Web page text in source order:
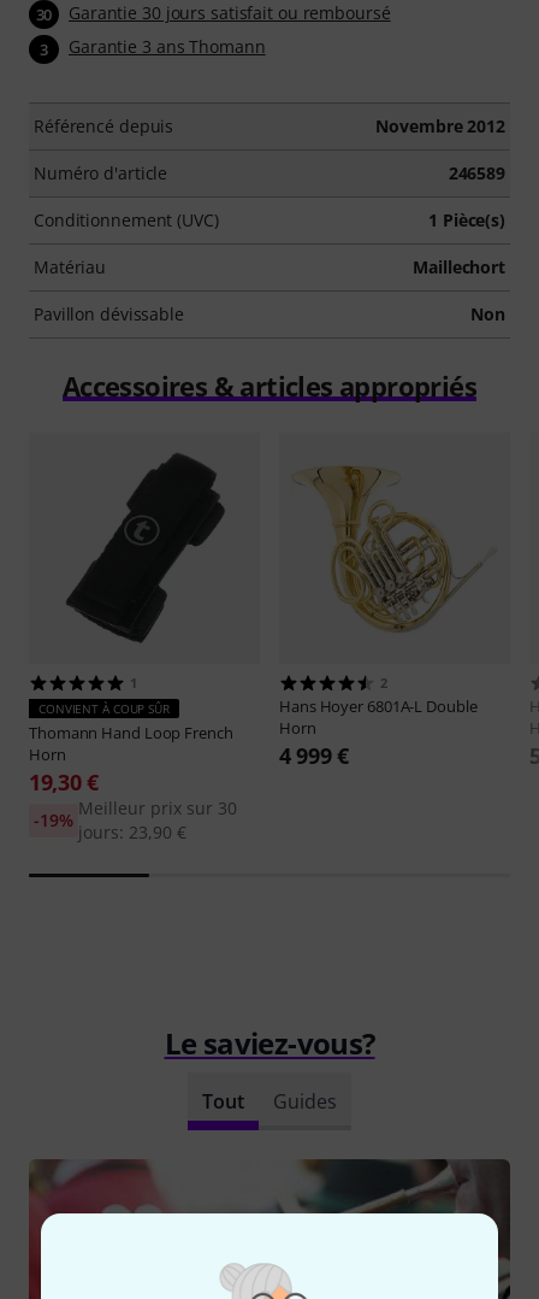
30 Garantie 30 jours satisfait ou remboursé
3 Garantie 3 ans Thomann
Référencé depuis Novembre 2012
Numéro d'article 246589
Conditionnement (UVC) 1 Pièce(s)
Matériau Maillechort
Pavillon dévissable Non
Accessoires & articles appropriés
1
CONVIENT À COUP SÛR
Thomann Hand Loop French
Horn
19,30 €
Meilleur prix sur 30
jours: 23,90 €
-19%
2
Hans Hoyer 6801A-L Double
Horn
4 999 €
Le saviez-vous?
Tout Guides